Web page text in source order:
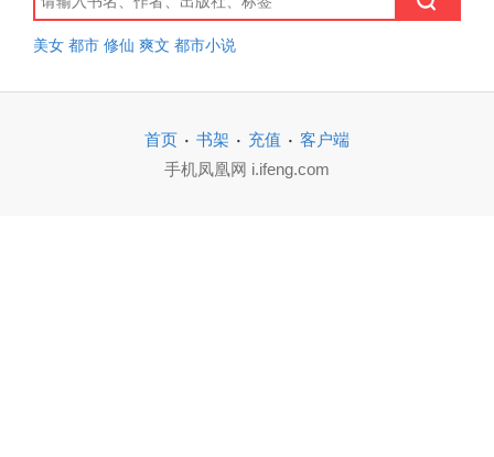
美女 都市 修仙 爽文 都市小说
首页 · 书架 · 充值 · 客户端
手机凤凰网 i.ifeng.com